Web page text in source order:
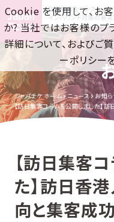
訪日集客をワンストップ
インバウンド対策の新
ジャパチケ ホーム ニュース
お知
【訪日集客コラムを公開しました】
【訪日集客
た】訪日香
向と集客成
Cookie を使用して、お
か? 当社ではお客様のプ
詳細について、およびご
ーポリシー